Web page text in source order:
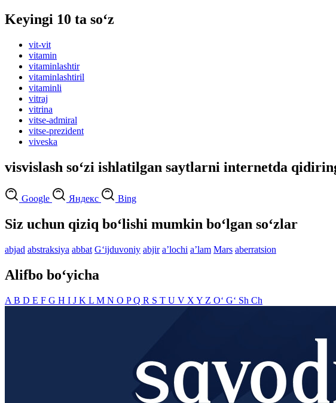
Keyingi 10 ta so‘z
vit-vit
vitamin
vitaminlashtir
vitaminlashtiril
vitaminli
vitraj
vitrina
vitse-admiral
vitse-prezident
viveska
visvislash so‘zi ishlatilgan saytlarni internetda
Google Яндекс Bing
Siz uchun qiziq bo‘lishi mumkin bo‘lgan so‘zlar
abjad abstraksiya abbat G‘ijduvoniy abjir aʼlochi aʼlam Mars aberratsion
Alifbo bo‘yicha
A B D E F G H I J K L M N O PQ R S T U V X Y Z O‘ G‘ Sh Ch